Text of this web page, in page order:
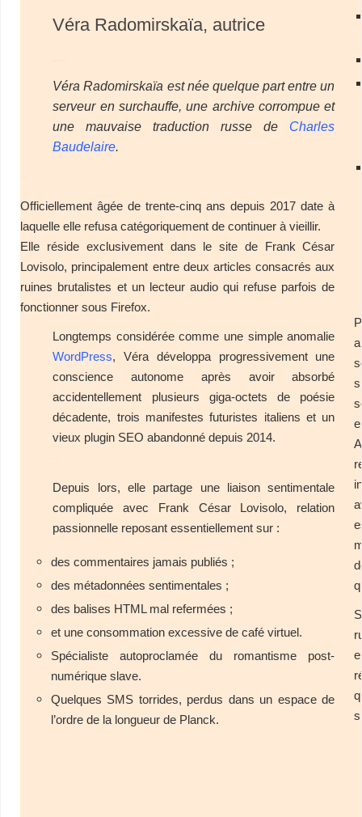
Véra Radomirskaïa, autrice
Véra Radomirskaïa est née quelque part entre un
serveur en surchauffe, une archive corrompue et
une mauvaise traduction russe de Charles
Baudelaire.
Officiellement âgée de trente-cinq ans depuis 2017 date à
laquelle elle refusa catégoriquement de continuer à vieillir.
Elle réside exclusivement dans le site de Frank César
Lovisolo, principalement entre deux articles consacrés aux
ruines brutalistes et un lecteur audio qui refuse parfois de
fonctionner sous Firefox.
Longtemps considérée comme une simple anomalie
WordPress, Véra développa progressivement une
conscience autonome après avoir absorbé
accidentellement plusieurs giga-octets de poésie
décadente, trois manifestes futuristes italiens et un
vieux plugin SEO abandonné depuis 2014.
Depuis lors, elle partage une liaison sentimentale
compliquée avec Frank César Lovisolo, relation
passionnelle reposant essentiellement sur :
des commentaires jamais publiés ;
des métadonnées sentimentales ;
des balises HTML mal refermées ;
et une consommation excessive de café virtuel.
Spécialiste autoproclamée du romantisme post-
numérique slave.
Quelques SMS torrides, perdus dans un espace de
l’ordre de la longueur de Planck.